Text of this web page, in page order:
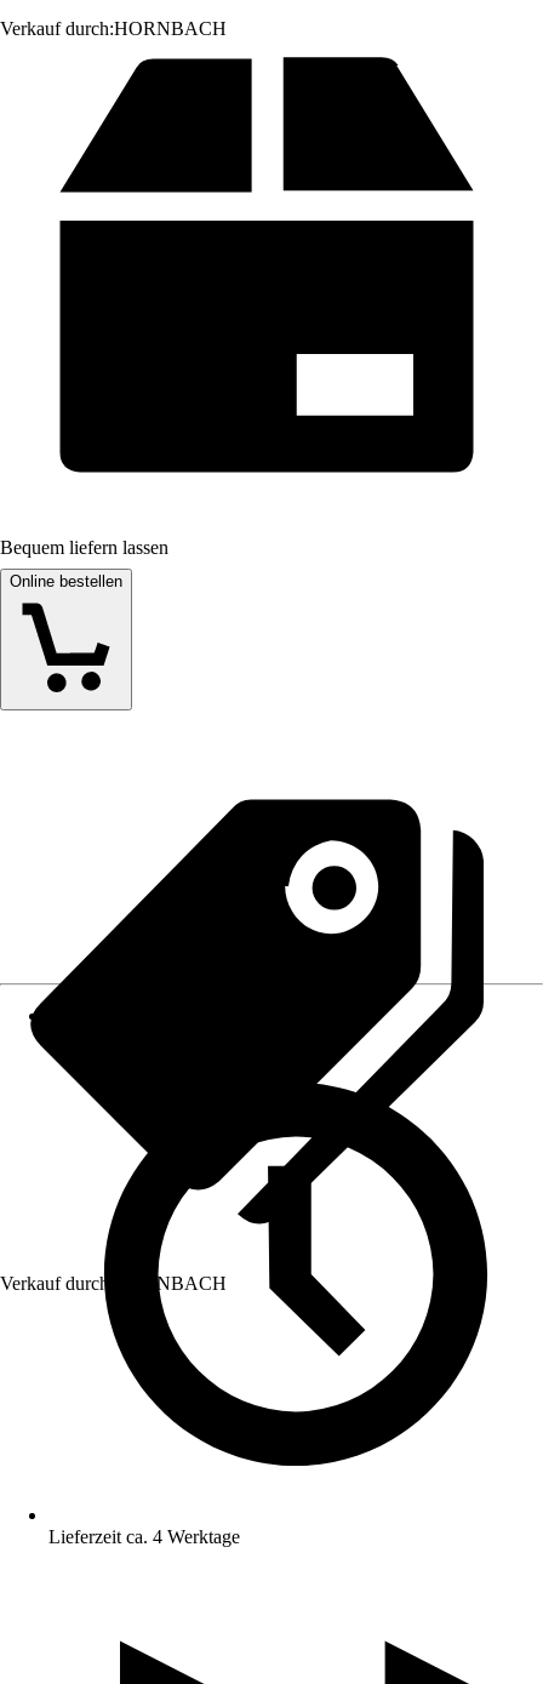
Verkauf durch:HORNBACH
Bequem liefern lassen
Online bestellen
Verkauf durch: HORNBACH
Lieferzeit ca. 4 Werktage